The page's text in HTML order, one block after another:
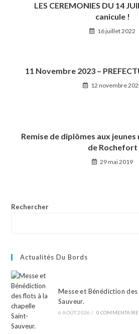
LES CEREMONIES DU 14
canicule !
16 juillet 2022
11 Novembre 2023 –
12 novembre
Remise de diplômes aux
de Rochefort
29 mai 2019
Rechercher
Actualités Du Bords
Messe et Bénédiction
Sauveur.
6 AOÛT 2026 / 0 COMMENTAIRE